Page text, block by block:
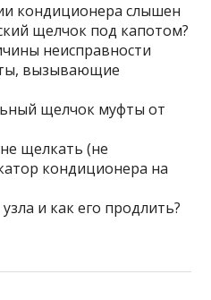
кондиционера слышен
щелчок под капотом?
неисправности
вызывающие
щелчок муфты от
щелкать (не
кондиционера на
и как его продлить?